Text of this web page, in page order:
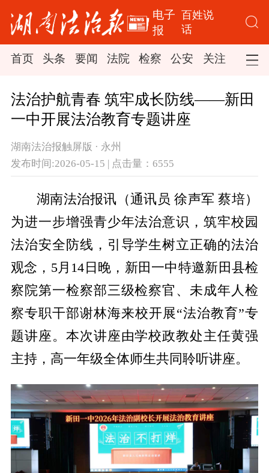
电子
报
百姓说
话
首页 头条 要闻 法院 检察 公安 关注 司法
法治护航青春 筑牢成长防线——新田
一中开展法治教育专题讲座
湖南法治报触屏版 · 永州
发布时间:2026-05-15 | 点击量：6555
湖南法治报讯（通讯员 徐声军 蔡培）
为进一步增强青少年法治意识，筑牢校园
法治安全防线，引导学生树立正确的法治
观念，5月14日晚，新田一中特邀新田县检
察院第一检察部三级检察官、未成年人检
察专职干部谢林海来校开展“法治教育”专
题讲座。本次讲座由学校政教处主任黄强
主持，高一年级全体师生共同聆听讲座。